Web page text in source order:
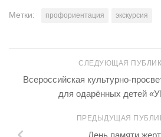
Метки: профориентация экскурсия
СЛЕДУЮЩАЯ
Всероссийская культурно-
для одарённых детей
ПРЕДЫДУЩАЯ
День памяти